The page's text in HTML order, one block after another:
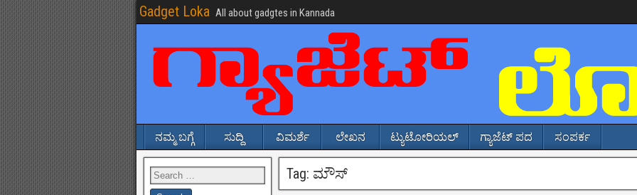
Gadget Loka All about gadgtes in Kannada
ನಮ್ಮ ಬಗ್ಗೆ ಸುದ್ದಿ ವಿಮರ್ಶೆ ಲೇಖನ ಟ್ಯುಟೋರಿಯಲ್ ಗ್ಯಾಜೆಟ್ ಪದ ಸಂಪರ್ಕ
Tag: ಮೌಸ್